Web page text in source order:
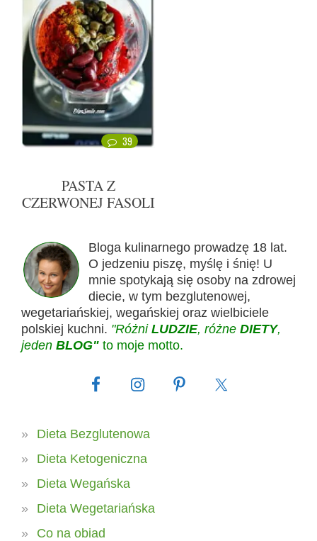
39
PASTA Z
CZERWONEJ FASOLI
Bloga kulinarnego prowadzę 18 lat.
O jedzeniu piszę, myślę i śnię! U
mnie spotykają się osoby na zdrowej
diecie, w tym bezglutenowej,
wegetariańskiej, wegańskiej oraz wielbiciele
polskiej kuchni. "Różni LUDZIE, różne DIETY,
jeden BLOG" to moje motto.
Dieta Bezglutenowa
Dieta Ketogeniczna
Dieta Wegańska
Dieta Wegetariańska
Co na obiad